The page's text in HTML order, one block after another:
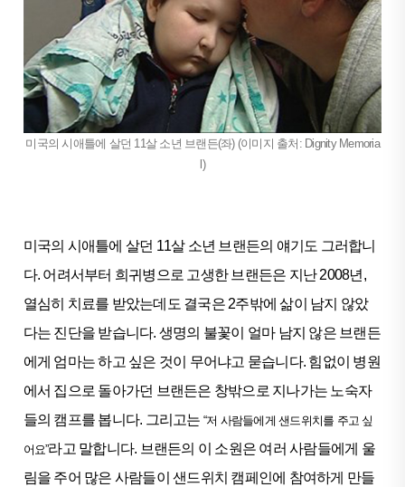
미국의 시애틀에 살던 11살 소년 브랜든(좌) (이미지 출처: Dignity Memoria
l)
미국의 시애틀에 살던 11살 소년 브랜든의 얘기도 그러합니
다. 어려서부터 희귀병으로 고생한 브랜든은 지난 2008년,
열심히 치료를 받았는데도 결국은 2주밖에 삶이 남지 않았
다는 진단을 받습니다. 생명의 불꽃이 얼마 남지 않은 브랜든
에게 엄마는 하고 싶은 것이 무어냐고 묻습니다. 힘없이 병원
에서 집으로 돌아가던 브랜든은 창밖으로 지나가는 노숙자
들의 캠프를 봅니다. 그리고는 “저 사람들에게 샌드위치를 주고 싶
어요”라고 말합니다. 브랜든의 이 소원은 여러 사람들에게 울
림을 주어 많은 사람들이 샌드위치 캠페인에 참여하게 만들